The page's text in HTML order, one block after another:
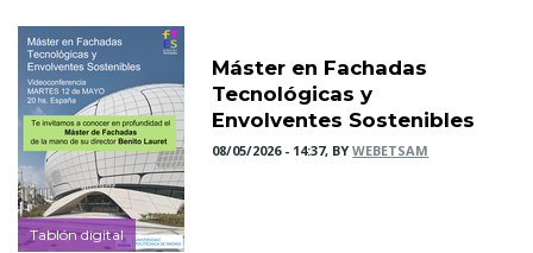
Tablón digital
Máster en Fachadas
Tecnológicas y
Envolventes Sostenibles
08/05/2026 - 14:37, BYWEBETSAM